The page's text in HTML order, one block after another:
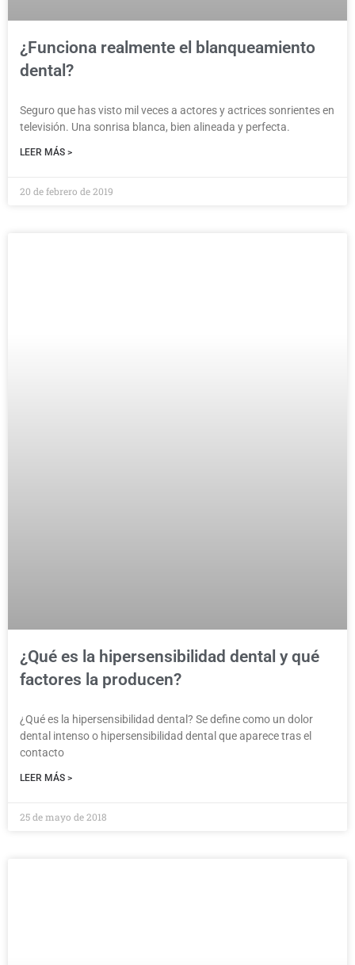
¿Funciona realmente el blanqueamiento
dental?
Seguro que has visto mil veces a actores y actrices sonrientes en
televisión. Una sonrisa blanca, bien alineada y perfecta.
LEER MÁS >
20 de febrero de 2019
¿Qué es la hipersensibilidad dental y qué
factores la producen?
¿Qué es la hipersensibilidad dental? Se define como un dolor
dental intenso o hipersensibilidad dental que aparece tras el
contacto
LEER MÁS >
25 de mayo de 2018